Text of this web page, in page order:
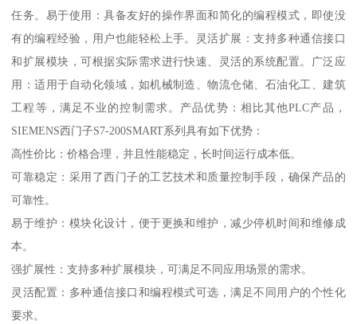
任务。易于使用：具备友好的操作界面和简化的编程模式，即使没
有的编程经验，用户也能轻松上手。灵活扩展：支持多种通信接口
和扩展模块，可根据实际需求进行快速、灵活的系统配置。广泛应
用：适用于自动化领域，如机械制造、物流仓储、石油化工、建筑
工程等，满足不业的控制需求。产品优势：相比其他PLC产品，
SIEMENS西门子S7-200SMART系列具有如下优势：
高性价比：价格合理，并且性能稳定，长时间运行成本低。
可靠稳定：采用了西门子的工艺技术和质量控制手段，确保产品的
可靠性。
易于维护：模块化设计，便于更换和维护，减少停机时间和维修成
本。
强扩展性：支持多种扩展模块，可满足不同应用场景的需求。
灵活配置：多种通信接口和编程模式可选，满足不同用户的个性化
要求。